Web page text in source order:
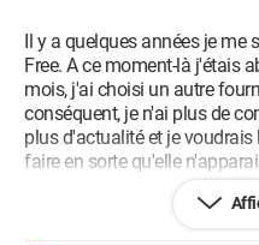
Il y a quelques années je me
Free. A ce moment-là j'étais
mois, j'ai choisi un autre
conséquent, je n'ai plus de
plus d'actualité et je
faire en sorte qu'elle
recherche comme Google.
comme je viens de le dire, je